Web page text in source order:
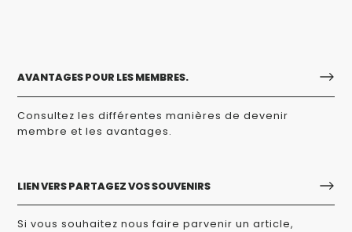
AVANTAGES POUR LES MEMBRES.
Consultez les différentes manières de devenir
membre et les avantages.
LIEN VERS PARTAGEZ VOS SOUVENIRS
Si vous souhaitez nous faire parvenir un article,